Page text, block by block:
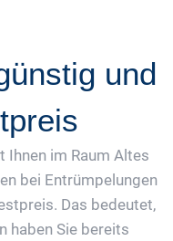
und
Ihnen im Raum Altes
bei Entrümpelungen
Das bedeutet,
haben Sie bereits